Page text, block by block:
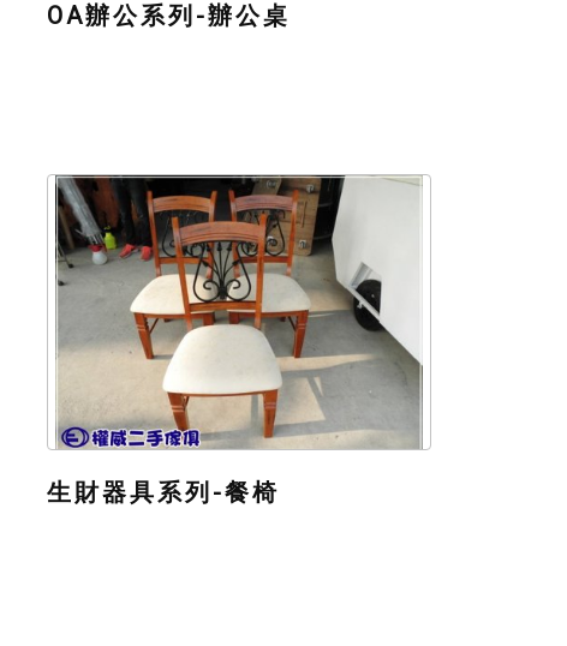
OA辦公系列-辦公桌
生財器具系列-餐椅